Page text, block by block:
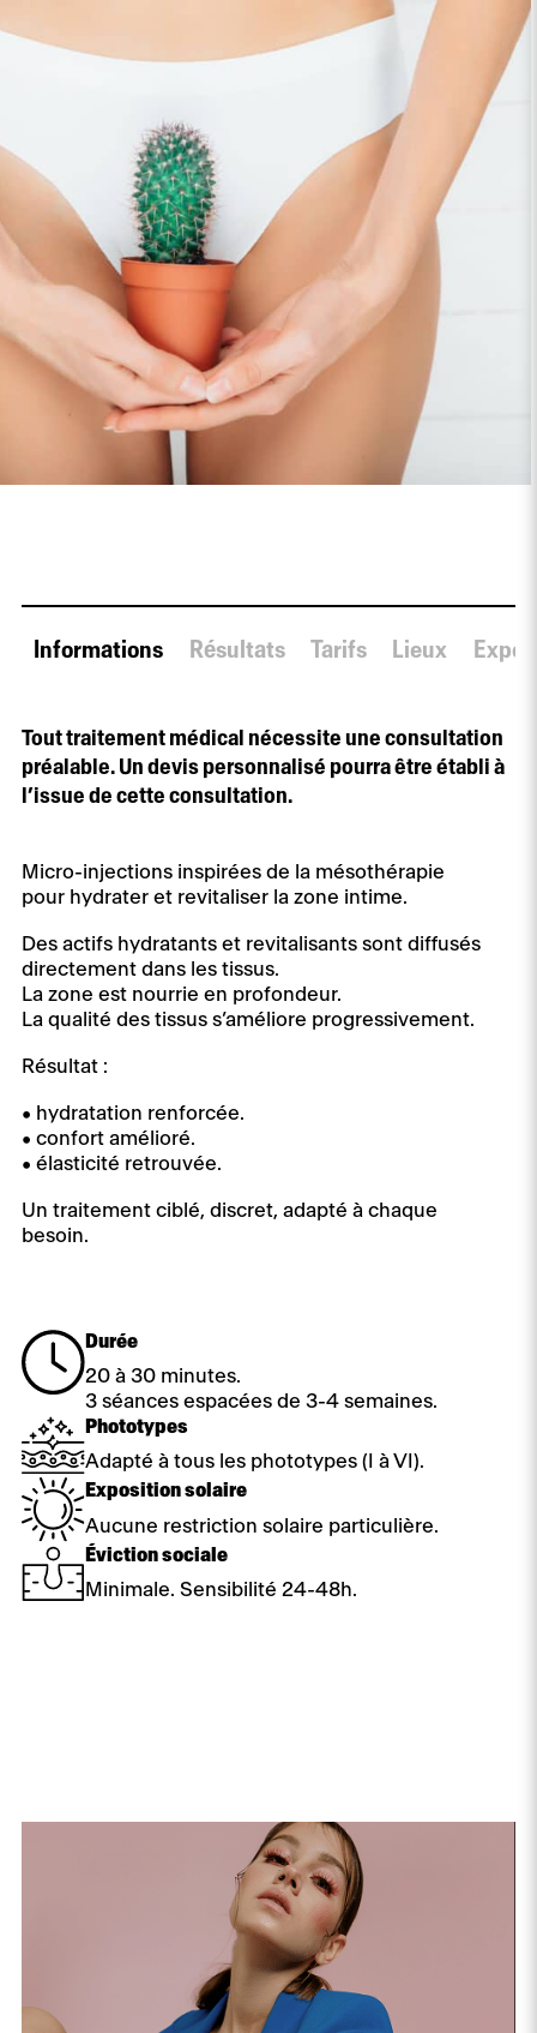
Informations Résultats Tarifs Lieux
Tout traitement médical nécessite une consultation
préalable. Un devis personnalisé pourra être établi à
l’issue de cette consultation.
Micro-injections inspirées de la mésothérapie
pour hydrater et revitaliser la zone intime.
Des actifs hydratants et revitalisants sont diffusés
directement dans les tissus.
La zone est nourrie en profondeur.
La qualité des tissus s’améliore progressivement.
Résultat :
• hydratation renforcée.
• confort amélioré.
• élasticité retrouvée.
Un traitement ciblé, discret, adapté à chaque
besoin.
Durée
20 à 30 minutes.
3 séances espacées de 3-4 semaines.
Phototypes
Adapté à tous les phototypes (I à VI).
Exposition solaire
Aucune restriction solaire particulière.
Éviction sociale
Minimale. Sensibilité 24-48h.